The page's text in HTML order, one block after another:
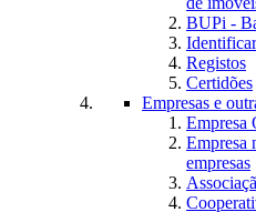
BUPi -
Registos
Certidões
Empresas e
Empresa
Empresa
empresas